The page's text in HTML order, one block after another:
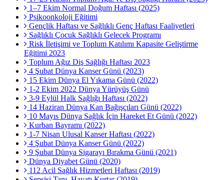
1–7 Ekim Normal Doğum Haftası (2025)
Psikoonkoloji Eğitimi
Gençlik Haftası ve Sağlıklı Genç Haftası Faaliyetleri
Sağlıklı Çocuk Sağlıklı Gelecek Programı
Risk İletişimi ve Toplum Katılımı Kapasite Geliştirme
Eğitimi 2023
Toplum Ağız Diş Sağlığı Haftası 2023
4 Şubat Dünya Kanser Günü (2023)
15 Ekim Dünya El Yıkama Günü (2022)
1-2 Ekim 2022 Dünya Yürüyüş Günü
3-9 Eylül Halk Sağlığı Haftası (2022)
14 Haziran Dünya Kan Bağışçıları Günü (2022)
10 Mayıs Dünya Sağlık İçin Hareket Et Günü (2022)
Kurban Bayramı (2022)
1-7 Nisan Ulusal Kanser Haftası (2022)
4 Şubat Dünya Kanser Günü (2022)
9 Şubat Dünya Sigarayı Bırakma Günü (2021)
Dünya Diyabet Günü (2020)
112 Acil Sağlık Hizmetleri Haftası (2019)